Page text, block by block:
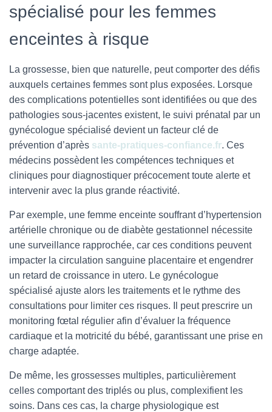
spécialisé pour les femmes
enceintes à risque
La grossesse, bien que naturelle, peut comporter des défis
auxquels certaines femmes sont plus exposées. Lorsque
des complications potentielles sont identifiées ou que des
pathologies sous-jacentes existent, le suivi prénatal par un
gynécologue spécialisé devient un facteur clé de
prévention d’après sante-pratiques-confiance.fr. Ces
médecins possèdent les compétences techniques et
cliniques pour diagnostiquer précocement toute alerte et
intervenir avec la plus grande réactivité.
Par exemple, une femme enceinte souffrant d’hypertension
artérielle chronique ou de diabète gestationnel nécessite
une surveillance rapprochée, car ces conditions peuvent
impacter la circulation sanguine placentaire et engendrer
un retard de croissance in utero. Le gynécologue
spécialisé ajuste alors les traitements et le rythme des
consultations pour limiter ces risques. Il peut prescrire un
monitoring fœtal régulier afin d’évaluer la fréquence
cardiaque et la motricité du bébé, garantissant une prise en
charge adaptée.
De même, les grossesses multiples, particulièrement
celles comportant des triplés ou plus, complexifient les
soins. Dans ces cas, la charge physiologique est